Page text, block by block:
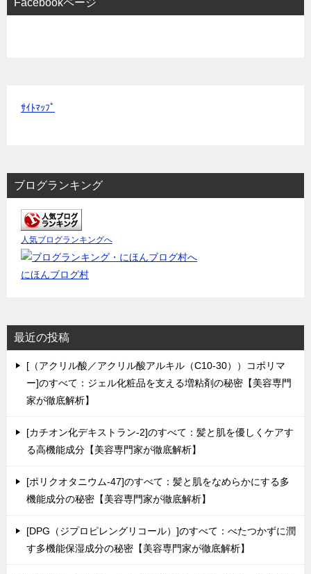
Facebookページ
ｻｲﾄﾏｯﾌﾟ
ブログランキング
人気ブログランキングへ
にほんブログ村
最近の投稿
[（アクリル酸／アクリル酸アルキル（C10-30））コポリマ
ー]のすべて：ジェル化粧品を支える増粘剤の秘密【美容専門
家が徹底解析】
[カチオン化デキストラン-2]のすべて：髪と肌を優しくケアす
る高機能成分【美容専門家が徹底解析】
[ポリクオタニウム-47]のすべて：髪と肌をなめらかにする多
機能成分の秘密【美容専門家が徹底解析】
[DPG（ジプロピレングリコール）]のすべて：べたつかずに潤
す多機能保湿成分の秘密【美容専門家が徹底解析】